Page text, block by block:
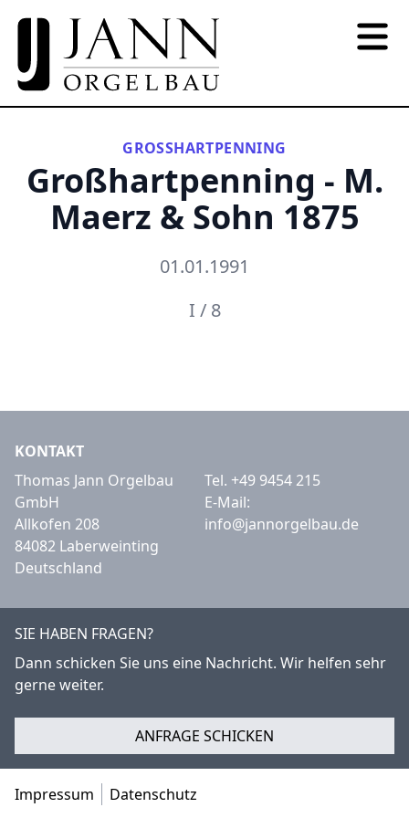
GROSSHARTPENNING
Großhartpenning - M.
Maerz & Sohn 1875
01.01.1991
I / 8
KONTAKT
Thomas Jann Orgelbau
GmbH
Allkofen 208
84082 Laberweinting
Deutschland
Tel. +49 9454 215
E-Mail:
info@jannorgelbau.de
SIE HABEN FRAGEN?
Dann schicken Sie uns eine Nachricht. Wir helfen sehr
gerne weiter.
ANFRAGE SCHICKEN
Impressum Datenschutz